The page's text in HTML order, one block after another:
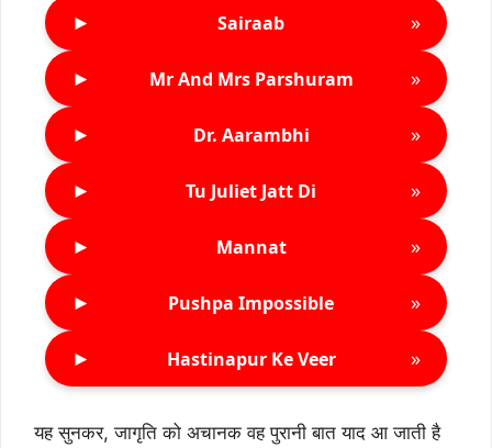
► Sairaab »
► Mr And Mrs Parshuram »
► Dr. Aarambhi »
► Tu Juliet Jatt Di »
► Mannat »
► Pushpa Impossible »
► Hastinapur Ke Veer »
यह सुनकर, जागृति को अचानक वह पुरानी बात याद आ जाती है